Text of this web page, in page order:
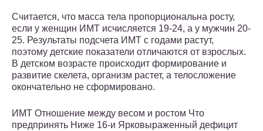
Считается, что масса тела пропорциональна росту,
если у женщин ИМТ исчисляется 19-24, а у мужчин 20-
25. Результаты подсчета ИМТ с годами растут,
поэтому детские показатели отличаются от взрослых.
В детском возрасте происходит формирование и
развитие скелета, организм растет, а телосложение
окончательно не сформировано.
ИМТ Отношение между весом и ростом Что
предпринять Ниже 16-и Ярковыраженный дефицит